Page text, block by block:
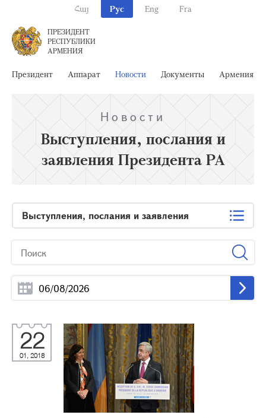
Հայ Рус Eng Fra
ПРЕЗИДЕНТ
РЕСПУБЛИКИ
АРМЕНИЯ
Президент Аппарат Новости Документы Армения
Новости
Выступления, послания и
заявления Президента РА
Выступления, послания и заявления
22
01, 2018